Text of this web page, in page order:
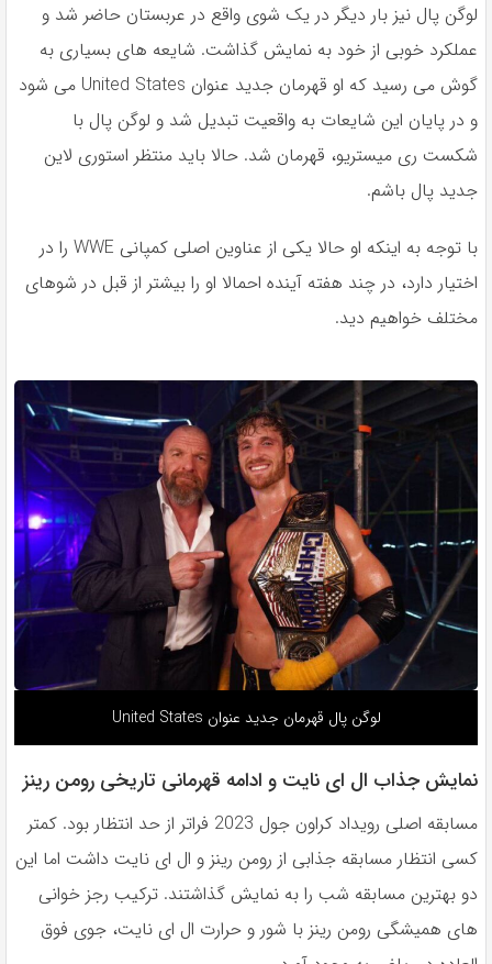
لوگن پال نیز بار دیگر در یک شوی واقع در عربستان حاضر شد و
عملکرد خوبی از خود به نمایش گذاشت. شایعه های بسیاری به
گوش می رسید که او قهرمان جدید عنوان United States می شود
و در پایان این شایعات به واقعیت تبدیل شد و لوگن پال با
شکست ری میستریو، قهرمان شد. حالا باید منتظر استوری لاین
جدید پال باشم.
با توجه به اینکه او حالا یکی از عناوین اصلی کمپانی WWE را در
اختیار دارد، در چند هفته آینده احمالا او را بیشتر از قبل در شوهای
مختلف خواهیم دید.
لوگن پال قهرمان جدید عنوان United States
نمایش جذاب ال ای نایت و ادامه قهرمانی تاریخی رومن رینز
مسابقه اصلی رویداد کراون جول 2023 فراتر از حد انتظار بود. کمتر
کسی انتظار مسابقه جذابی از رومن رینز و ال ای نایت داشت اما این
دو بهترین مسابقه شب را به نمایش گذاشتند. ترکیب رجز خوانی
های همیشگی رومن رینز با شور و حرارت ال ای نایت، جوی فوق